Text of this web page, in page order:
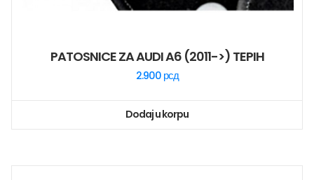
PATOSNICE ZA AUDI A6 (2011->) TEPIH
2.900 рсд
Dodaj u korpu